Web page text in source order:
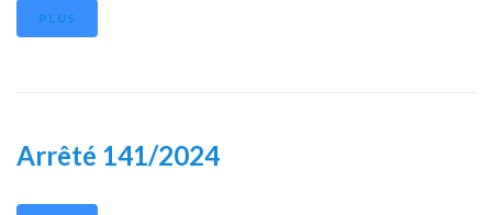
PLUS
Arrêté 141/2024